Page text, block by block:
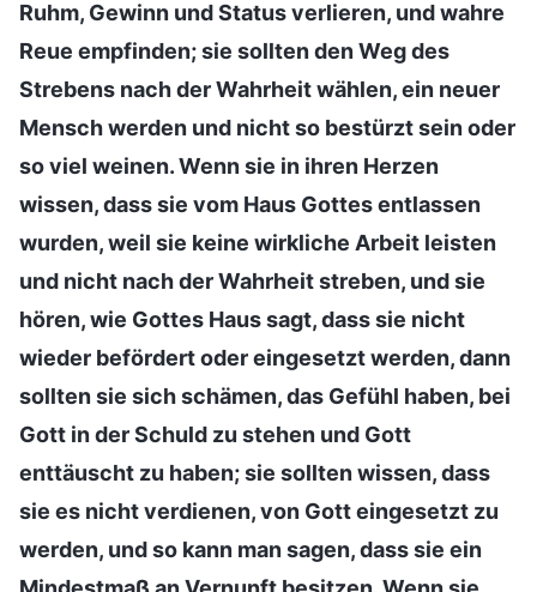
Ruhm, Gewinn und Status verlieren, und wahre
Reue empfinden; sie sollten den Weg des
Strebens nach der Wahrheit wählen, ein neuer
Mensch werden und nicht so bestürzt sein oder
so viel weinen. Wenn sie in ihren Herzen
wissen, dass sie vom Haus Gottes entlassen
wurden, weil sie keine wirkliche Arbeit leisten
und nicht nach der Wahrheit streben, und sie
hören, wie Gottes Haus sagt, dass sie nicht
wieder befördert oder eingesetzt werden, dann
sollten sie sich schämen, das Gefühl haben, bei
Gott in der Schuld zu stehen und Gott
enttäuscht zu haben; sie sollten wissen, dass
sie es nicht verdienen, von Gott eingesetzt zu
werden, und so kann man sagen, dass sie ein